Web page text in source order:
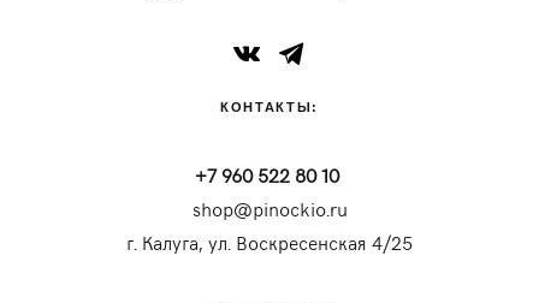
КОНТАКТЫ:
+7 960 522 80 10
shop@pinockio.ru
г. Калуга, ул. Воскресенская 4/25